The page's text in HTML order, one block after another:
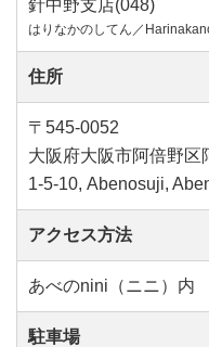
針中野支店(048)
はりなかのしてん／
住所
〒545-0052
大阪府大阪市阿倍野区
1-5-10, Abenosuji,
アクセス方法
あべのnini（ニニ）内
駐車場